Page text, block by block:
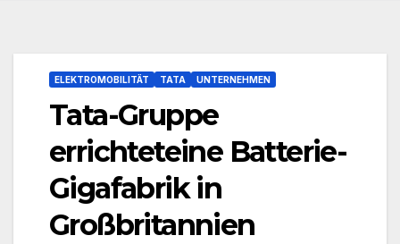
ELEKTROMOBILITÄT TATA UNTERNEHMEN
Tata-Gruppe
errichteteine Batterie-
Gigafabrik in
Großbritannien